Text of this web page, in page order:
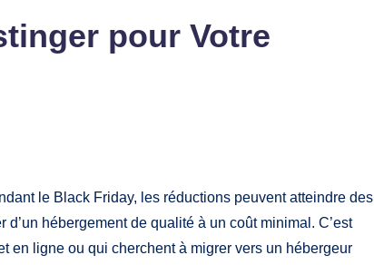
pour Votre
le Black Friday, les réductions peuvent atteindre des
hébergement de qualité à un coût minimal. C’est
en ligne ou qui cherchent à migrer vers un hébergeur